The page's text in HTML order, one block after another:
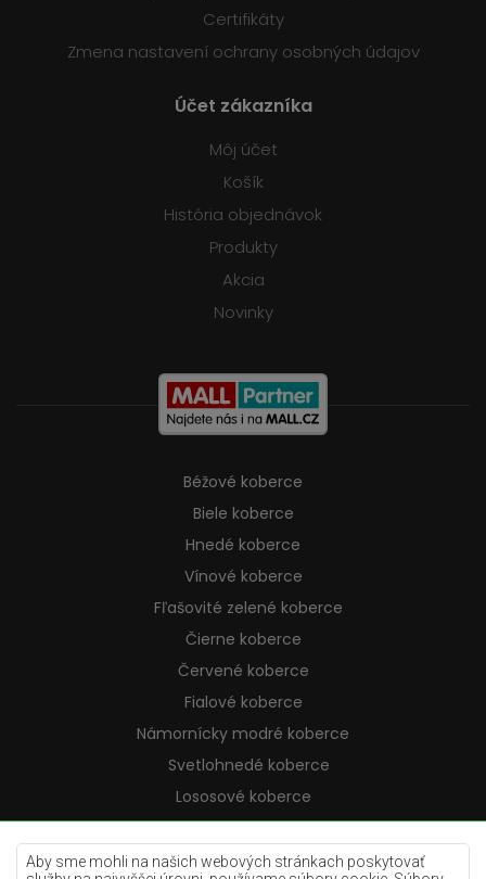
Aby sme mohli na našich webových stránkach poskytovať
Certifikáty
Zmena nastavení ochrany osobných údajov
Účet zákazníka
Môj účet
Košík
História objednávok
Produkty
Akcia
Novinky
Béžové koberce
Biele koberce
Hnedé koberce
Vínové koberce
Fľašovité zelené koberce
Čierne koberce
Červené koberce
Fialové koberce
Námornícky modré koberce
Svetlohnedé koberce
Lososové koberce
Krémové koberce
Lilac koberce